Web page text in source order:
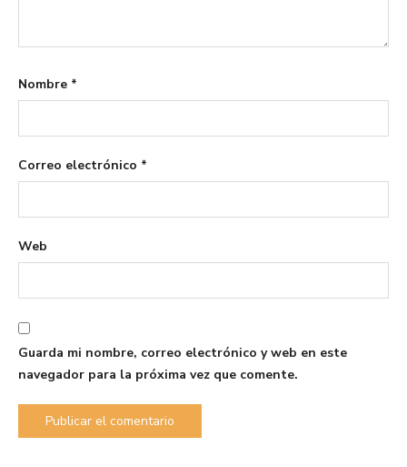
Nombre *
Correo electrónico *
Web
Guarda mi nombre, correo electrónico y web en este
navegador para la próxima vez que comente.